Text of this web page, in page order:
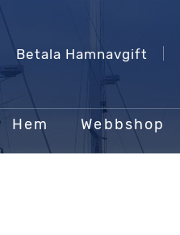
Betala Hamnavgift
Hem Webbshop